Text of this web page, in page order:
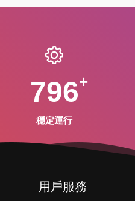
796
穩定運行
用戶服務